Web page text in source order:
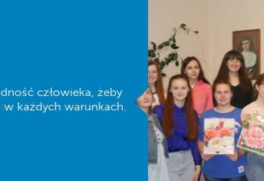
człowieka, żeby
każdych warunkach.